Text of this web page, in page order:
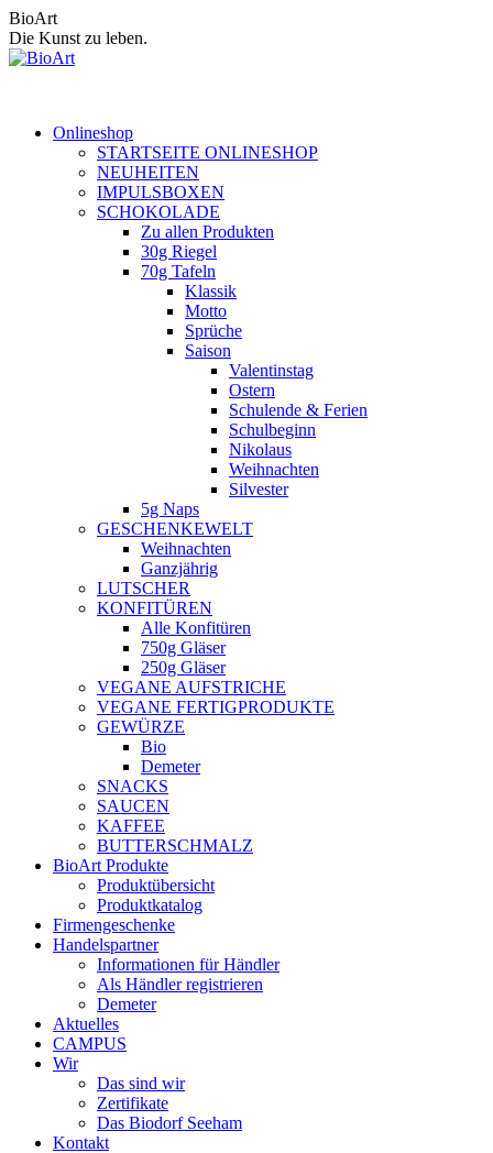
Zum
Inhalt
springen
BioArt
Die Kunst zu leben.
Onlineshop
STARTSEITE ONLINESHOP
NEUHEITEN
IMPULSBOXEN
SCHOKOLADE
Zu allen Produkten
30g Riegel
70g Tafeln
Klassik
Motto
Sprüche
Saison
Valentinstag
Ostern
Schulende & Ferien
Schulbeginn
Nikolaus
Weihnachten
Silvester
5g Naps
GESCHENKEWELT
Weihnachten
Ganzjährig
LUTSCHER
KONFITÜREN
Alle Konfitüren
750g Gläser
250g Gläser
VEGANE AUFSTRICHE
VEGANE FERTIGPRODUKTE
GEWÜRZE
Bio
Demeter
SNACKS
SAUCEN
KAFFEE
BUTTERSCHMALZ
BioArt Produkte
Produktübersicht
Produktkatalog
Firmengeschenke
Handelspartner
Informationen für Händler
Als Händler registrieren
Demeter
Aktuelles
CAMPUS
Wir
Das sind wir
Zertifikate
Das Biodorf Seeham
Kontakt